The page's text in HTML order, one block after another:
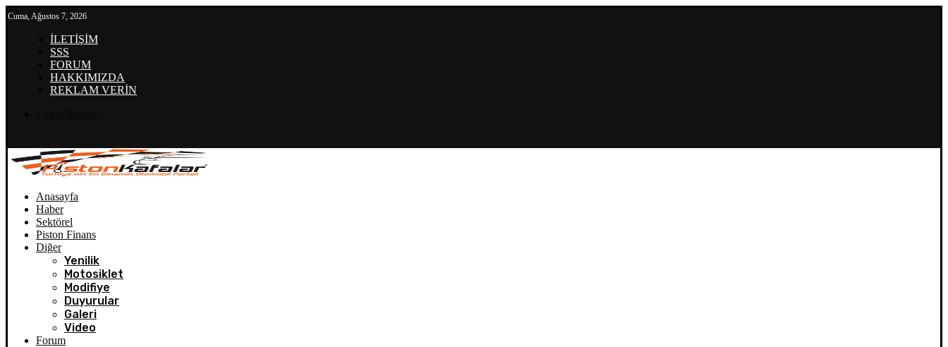
Cuma, Ağustos 7, 2026
İLETİŞİM
SSS
FORUM
HAKKIMIZDA
REKLAM VERİN
Anasayfa
Haber
Sektörel
Piston Finans
Diğer
Yenilik
Motosiklet
Modifiye
Duyurular
Galeri
Video
Forum